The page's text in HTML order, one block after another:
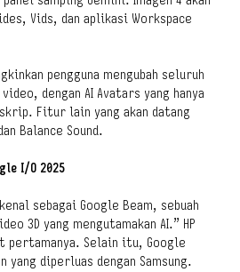
Vids, dan aplikasi Workspace
pengguna mengubah seluruh
dengan AI Avatars yang hanya
skrip. Fitur lain yang akan datang
Balance Sound.
I/O 2025
sebagai Google Beam, sebuah
3D yang mengutamakan AI.” HP
pertamanya. Selain itu, Google
yang diperluas dengan Samsung.